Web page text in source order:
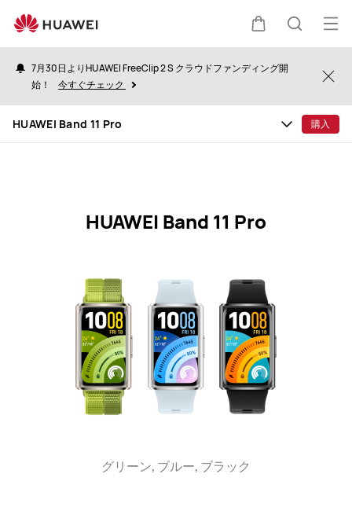
Band
11
Pro
Specification
カ
検
オ
プ
ン
メ
7月30日よりHUAWEI FreeClip 2 S クラウドファンディング開
始！
今すぐチェック
HUAWEI Band 11 Pro 購入
HUAWEI Band 11 Pro
グリーン, ブルー, ブラック